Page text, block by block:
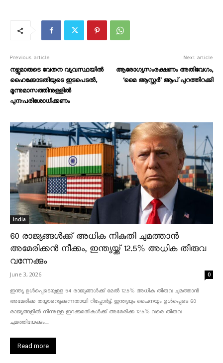
Previous article
നഴ്സുമാരുടെ വേതന വ്യവസ്ഥയിൽ
ഹൈക്കോടതിയുടെ ഇടപെടൽ,
മൂന്നുമാസത്തിനുള്ളിൽ
പുന:പരിശോധിക്കണം
Next article
ആരോഗ്യസംരക്ഷണം അതിവേഗം,
‘മൈ ആസ്റ്റർ’ ആപ് പുറത്തിറക്കി
India
60 രാജ്യങ്ങൾക്ക് അധിക നികുതി ചുമത്താൻ
അമേരിക്കൻ നീക്കം, ഇന്ത്യയ്ക്ക് 12.5% അധിക തീരുവ
വന്നേക്കും
June 3, 2026 0
ഇന്ത്യ ഉൾപ്പെടെയുള്ള 54 രാജ്യങ്ങൾക്ക് മേൽ 12.5% അധിക തീരുവ ചുമത്താൻ
അമേരിക്ക തയ്യാറെടുക്കുന്നതായി റിപ്പോർട്ട്. ഇന്ത്യയും ചൈനയും ഉൾപ്പെടെ 60
രാജ്യങ്ങളിൽ നിന്നുള്ള ഇറക്കുമതികൾക്ക് അമേരിക്ക 12.5% ​​വരെ തീരുവ
ചുമത്തിയേക്കും....
Read more